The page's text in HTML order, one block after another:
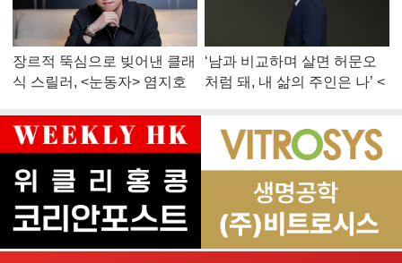
장르적 뚝심으로 빚어낸 클래
식 스릴러, <눈동자> 염지호
‘남과 비교하며 살면 허문오
처럼 돼, 내 삶의 주인은 나’ <